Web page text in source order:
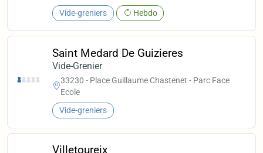
Vide-greniers Hebdo
Saint Medard De Guizieres
Vide-Grenier
33230 - Place Guillaume Chastenet - Parc Face
Ecole
Vide-greniers
Villetoureix